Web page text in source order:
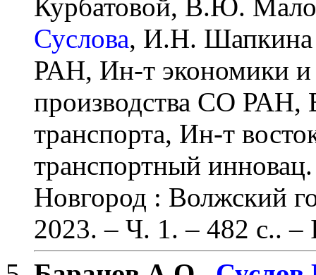
Курбатовой, В.Ю.
Суслова, И.Н. Шапкина
РАН, Ин-т экономики
производства СО РАН,
транспорта, Ин-т
транспортный
Новгород : Волжский
2023. – Ч. 1. – 482 с.. –